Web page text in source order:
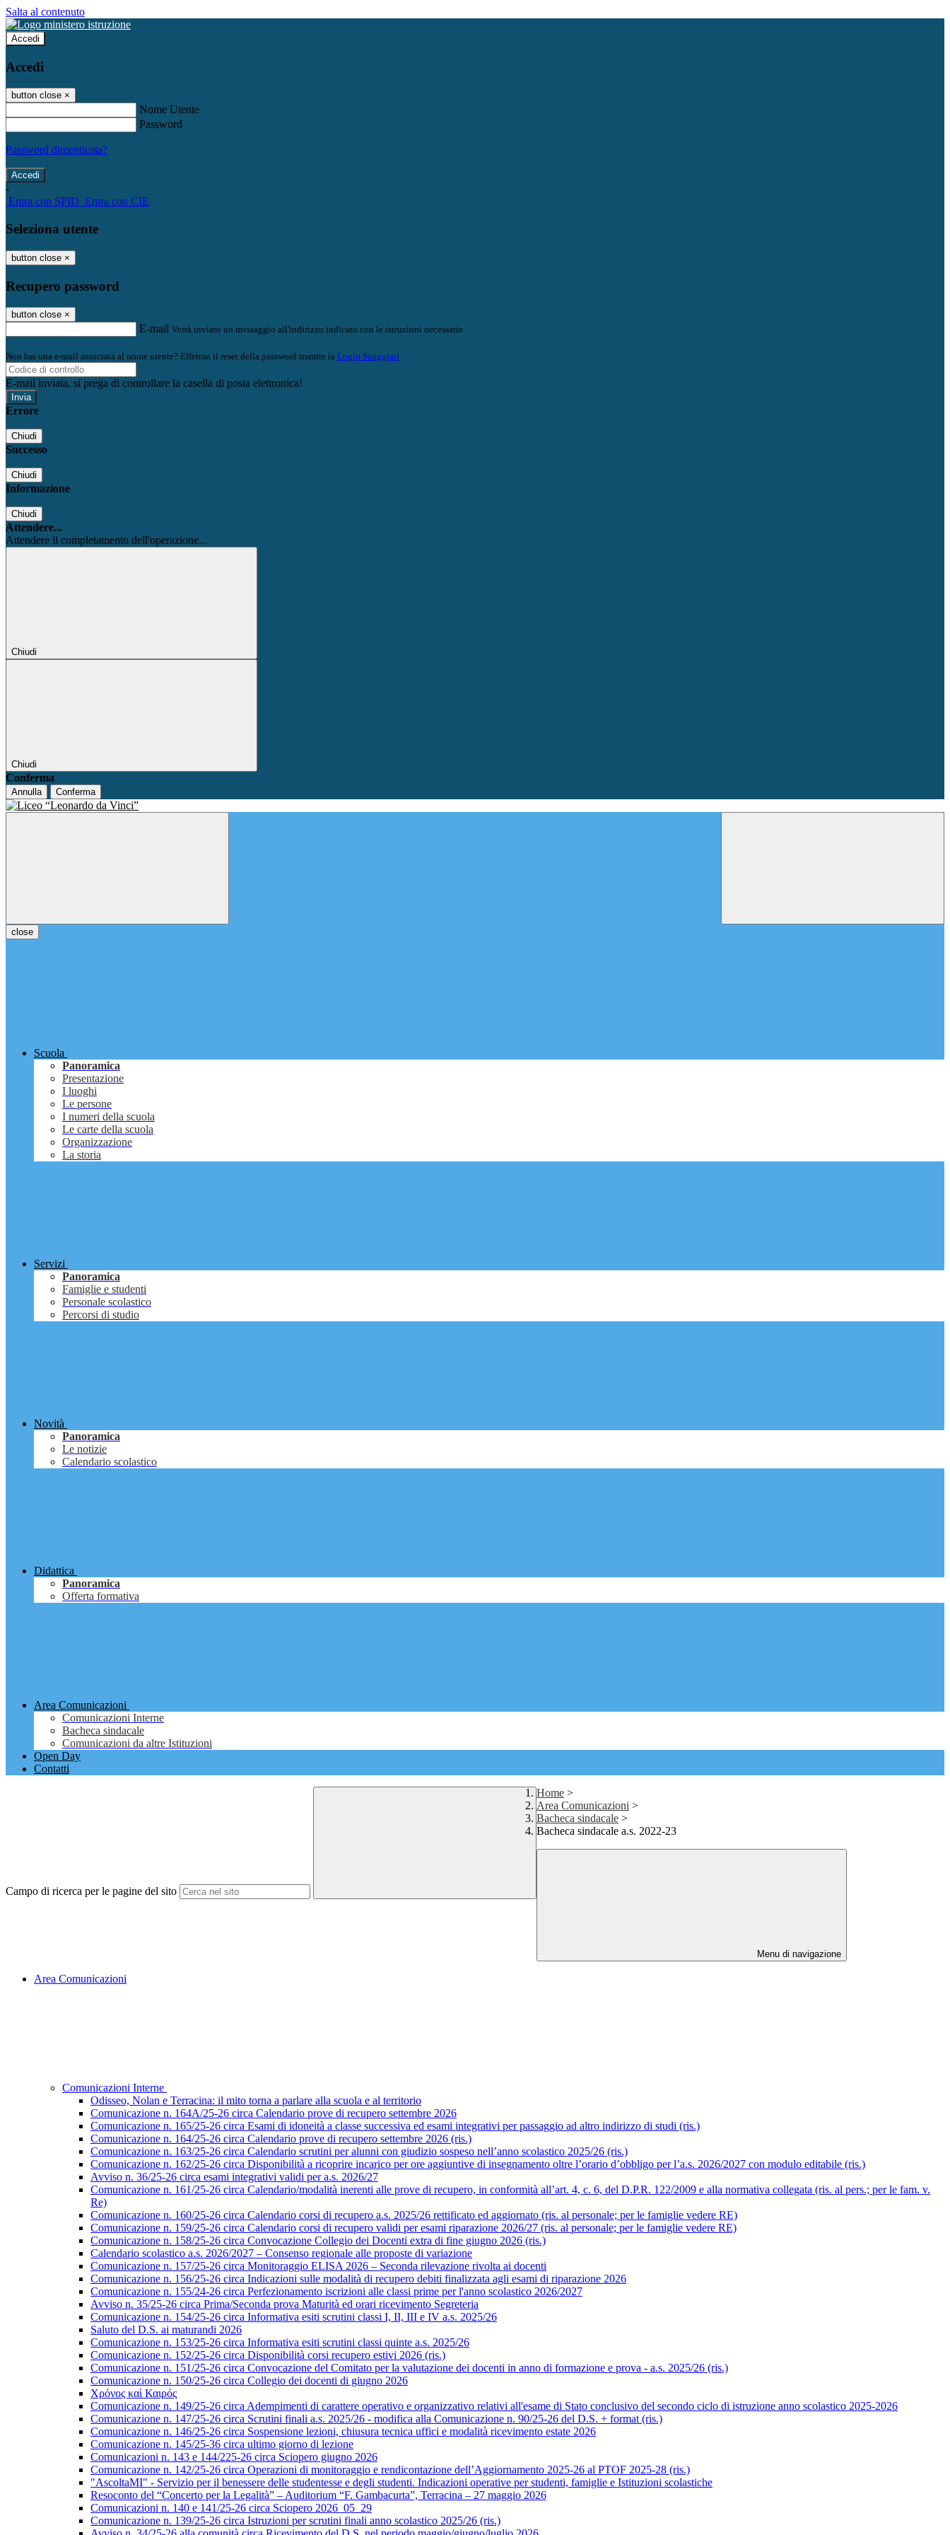
Salta al contenuto
Accedi
Accedi
button close ×
Nome Utente
Password
Password dimenticata?
-
Entra con SPID Entra con CIE
Seleziona utente
button close ×
Recupero password
button close ×
E-mail Verrà inviato un messaggio all'indirizzo indicato con le istruzioni necessarie.
Non hai una e-mail associata al nome utente? Effettua il reset della password tramite la Login Spaggiari
E-mail inviata, si prega di controllare la casella di posta elettronica!
Errore
Chiudi
Successo
Chiudi
Informazione
Chiudi
Attendere...
Attendere il completamento dell'operazione...
Chiudi
Chiudi
Conferma
Annulla Conferma
close
Scuola
Panoramica
Presentazione
I luoghi
Le persone
I numeri della scuola
Le carte della scuola
Organizzazione
La storia
Servizi
Panoramica
Famiglie e studenti
Personale scolastico
Percorsi di studio
Novità
Panoramica
Le notizie
Calendario scolastico
Didattica
Panoramica
Offerta formativa
Area Comunicazioni
Comunicazioni Interne
Bacheca sindacale
Comunicazioni da altre Istituzioni
Open Day
Contatti
Campo di ricerca per le pagine del sito
Home >
Area Comunicazioni >
Bacheca sindacale >
Bacheca sindacale a.s. 2022-23
Menu di navigazione
Area Comunicazioni
Comunicazioni Interne
Odisseo, Nolan e Terracina: il mito torna a parlare alla scuola e al territorio
Comunicazione n. 164A/25-26 circa Calendario prove di recupero settembre 2026
Comunicazione n. 165/25-26 circa Esami di idoneità a classe successiva ed esami integrativi per passaggio ad altro indirizzo di studi (ris.)
Comunicazione n. 164/25-26 circa Calendario prove di recupero settembre 2026 (ris.)
Comunicazione n. 163/25-26 circa Calendario scrutini per alunni con giudizio sospeso nell’anno scolastico 2025/26 (ris.)
Comunicazione n. 162/25-26 circa Disponibilità a ricoprire incarico per ore aggiuntive di insegnamento oltre l’orario d’obbligo per l’a.s. 2026/2027 con modulo editabile (ris.)
Avviso n. 36/25-26 circa esami integrativi validi per a.s. 2026/27
Comunicazione n. 161/25-26 circa Calendario/modalità inerenti alle prove di recupero, in conformità all’art. 4, c. 6, del D.P.R. 122/2009 e alla normativa collegata (ris. al pers.; per le fam. v.
Re)
Comunicazione n. 160/25-26 circa Calendario corsi di recupero a.s. 2025/26 rettificato ed aggiornato (ris. al personale; per le famiglie vedere RE)
Comunicazione n. 159/25-26 circa Calendario corsi di recupero validi per esami riparazione 2026/27 (ris. al personale; per le famiglie vedere RE)
Comunicazione n. 158/25-26 circa Convocazione Collegio dei Docenti extra di fine giugno 2026 (ris.)
Calendario scolastico a.s. 2026/2027 – Consenso regionale alle proposte di variazione
Comunicazione n. 157/25-26 circa Monitoraggio ELISA 2026 – Seconda rilevazione rivolta ai docenti
Comunicazione n. 156/25-26 circa Indicazioni sulle modalità di recupero debiti finalizzata agli esami di riparazione 2026
Comunicazione n. 155/24-26 circa Perfezionamento iscrizioni alle classi prime per l'anno scolastico 2026/2027
Avviso n. 35/25-26 circa Prima/Seconda prova Maturità ed orari ricevimento Segreteria
Comunicazione n. 154/25-26 circa Informativa esiti scrutini classi I, II, III e IV a.s. 2025/26
Saluto del D.S. ai maturandi 2026
Comunicazione n. 153/25-26 circa Informativa esiti scrutini classi quinte a.s. 2025/26
Comunicazione n. 152/25-26 circa Disponibilità corsi recupero estivi 2026 (ris.)
Comunicazione n. 151/25-26 circa Convocazione del Comitato per la valutazione dei docenti in anno di formazione e prova - a.s. 2025/26 (ris.)
Comunicazione n. 150/25-26 circa Collegio dei docenti di giugno 2026
Χρόνος καὶ Καιρός
Comunicazione n. 149/25-26 circa Adempimenti di carattere operativo e organizzativo relativi all'esame di Stato conclusivo del secondo ciclo di istruzione anno scolastico 2025-2026
Comunicazione n. 147/25-26 circa Scrutini finali a.s. 2025/26 - modifica alla Comunicazione n. 90/25-26 del D.S. + format (ris.)
Comunicazione n. 146/25-26 circa Sospensione lezioni, chiusura tecnica uffici e modalità ricevimento estate 2026
Comunicazione n. 145/25-36 circa ultimo giorno di lezione
Comunicazioni n. 143 e 144/225-26 circa Sciopero giugno 2026
Comunicazione n. 142/25-26 circa Operazioni di monitoraggio e rendicontazione dell’Aggiornamento 2025-26 al PTOF 2025-28 (ris.)
"AscoltaMI" - Servizio per il benessere delle studentesse e degli studenti. Indicazioni operative per studenti, famiglie e Istituzioni scolastiche
Resoconto del “Concerto per la Legalità” – Auditorium “F. Gambacurta”, Terracina – 27 maggio 2026
Comunicazioni n. 140 e 141/25-26 circa Sciopero 2026_05_29
Comunicazione n. 139/25-26 circa Istruzioni per scrutini finali anno scolastico 2025/26 (ris.)